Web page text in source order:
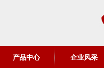
产品中心 企业风采